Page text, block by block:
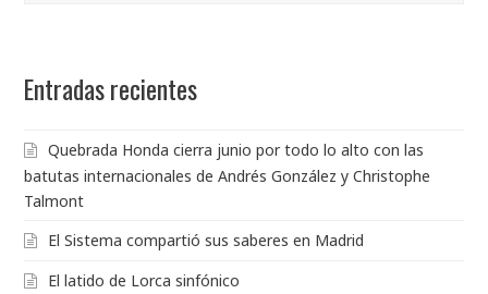
Entradas recientes
Quebrada Honda cierra junio por todo lo alto con las
batutas internacionales de Andrés González y Christophe
Talmont
El Sistema compartió sus saberes en Madrid
El latido de Lorca sinfónico